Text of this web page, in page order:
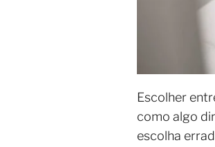
Escolher
como algo
escolha